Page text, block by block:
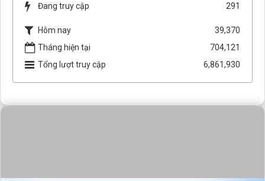
Đang truy cập 291
Hôm nay
39,370
Tháng hiện tại
704,121
Tổng lượt truy cập
6,861,930